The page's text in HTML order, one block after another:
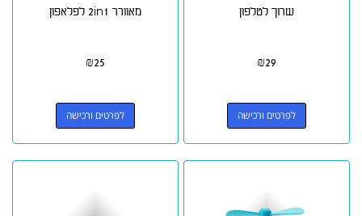
שרוך לטלפון
₪29
לפרטים ורכישה
מאוורר 2in1 לפלאפון
₪25
לפרטים ורכישה